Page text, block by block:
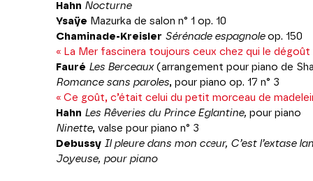
Hahn Nocturne
Ysaÿe Mazurka de salon n° 1 op. 10
Chaminade-Kreisler Sérénade espagnoleop. 150
« La Mer fascinera toujours ceux chez qui le dégoût
Fauré Les Berceaux(arrangement pour piano de
Romance sans paroles, pour piano op. 17 n° 3
« Ce goût, c’était celui du petit morceau de
Hahn Les Rêveries du Prince Eglantine, pour piano
Ninette, valse pour piano n° 3
Debussy Il pleure dans mon cœur, C’est l’extase
Joyeuse, pour piano